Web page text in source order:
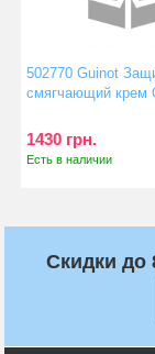
502770 Guinot
смягчающий крем
1430 грн.
Есть в наличии
Скидки до